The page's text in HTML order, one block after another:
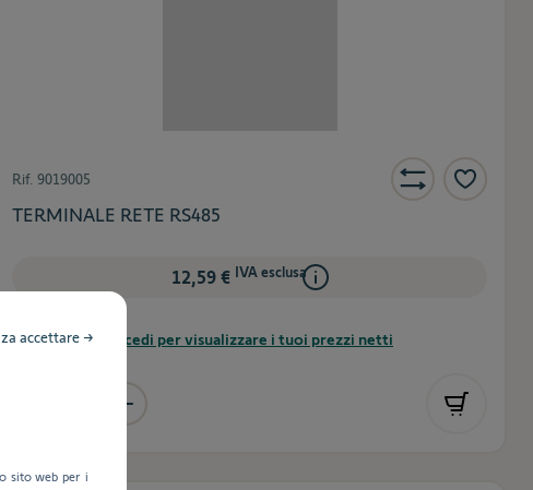
Rif. 9019005
TERMINALE RETE RS485
12,59 € IVA esclusa
Accedi per visualizzare i tuoi prezzi netti
sito web per i
accettare →